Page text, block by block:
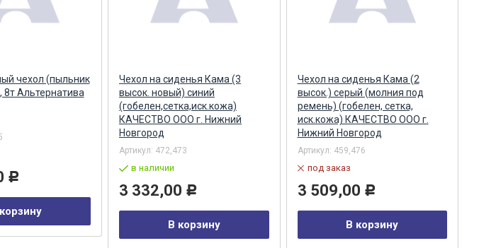
чехол (пыльник
8т Альтернатива
Р
Чехол на сиденья Кама (3
высок. новый) синий
(гобелен,сетка,иск.кожа)
КАЧЕСТВО ООО г. Нижний
Новгород
Артикул: 472,473
в наличии
3 332,00 Р
В корзину
Чехол на сиденья Кама (2
высок.) серый (молния под
ремень) (гобелен, сетка,
иск.кожа) КАЧЕСТВО ООО г.
Нижний Новгород
Артикул: 459,476
под заказ
3 509,00 Р
В корзину